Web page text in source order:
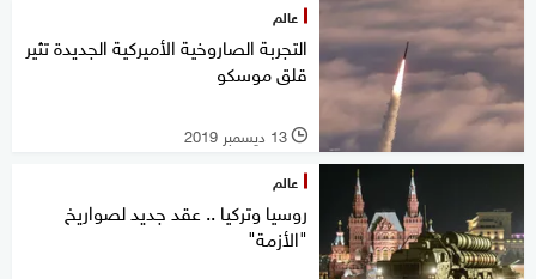
عالم
التجربة الصاروخية الأميركية الجديدة تثير
قلق موسكو
l 13 ديسمبر 2019
عالم
روسيا وتركيا .. عقد جديد لصواريخ
"الأزمة"